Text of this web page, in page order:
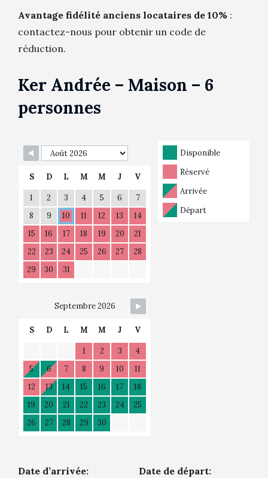
Avantage fidélité anciens locataires de 10% :
contactez-nous pour obtenir un code de
réduction.
Ker Andrée – Maison – 6
personnes
Disponible
Réservé
Arrivée
Départ
S D L M M J V
1 2 3 4 5 6
7
8
9 10 11 12 13
14
15
16 17 18 19 20
21
22
23 24 25 26 27
28
29
30 31
Septembre 2026
S D L M M J V
1 2 3
4
5
6 7 8 9 10
11
12
13 14 15 16 17
18
19
20 21 22 23 24
25
26
27 28 29 30
Date d’arrivée:
Date de départ: